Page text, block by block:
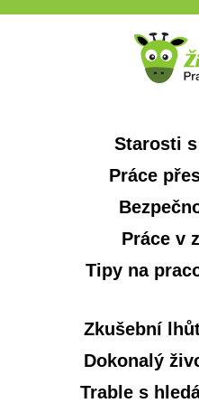
Starosti
Práce
Práce v
Tipy na
Zkušební
Dokonalý
Trable s